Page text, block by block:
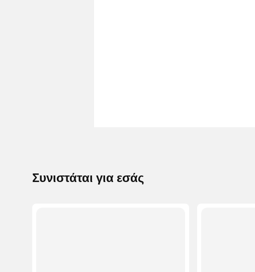
Συνιστάται για εσάς